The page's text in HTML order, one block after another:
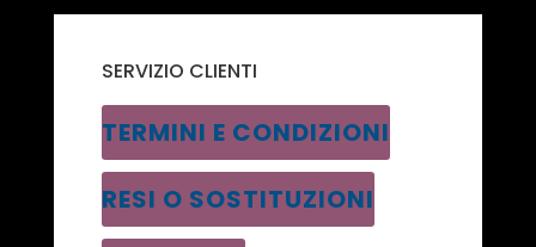
SERVIZIO CLIENTI
TERMINI E CONDIZIONI
RESI O SOSTITUZIONI